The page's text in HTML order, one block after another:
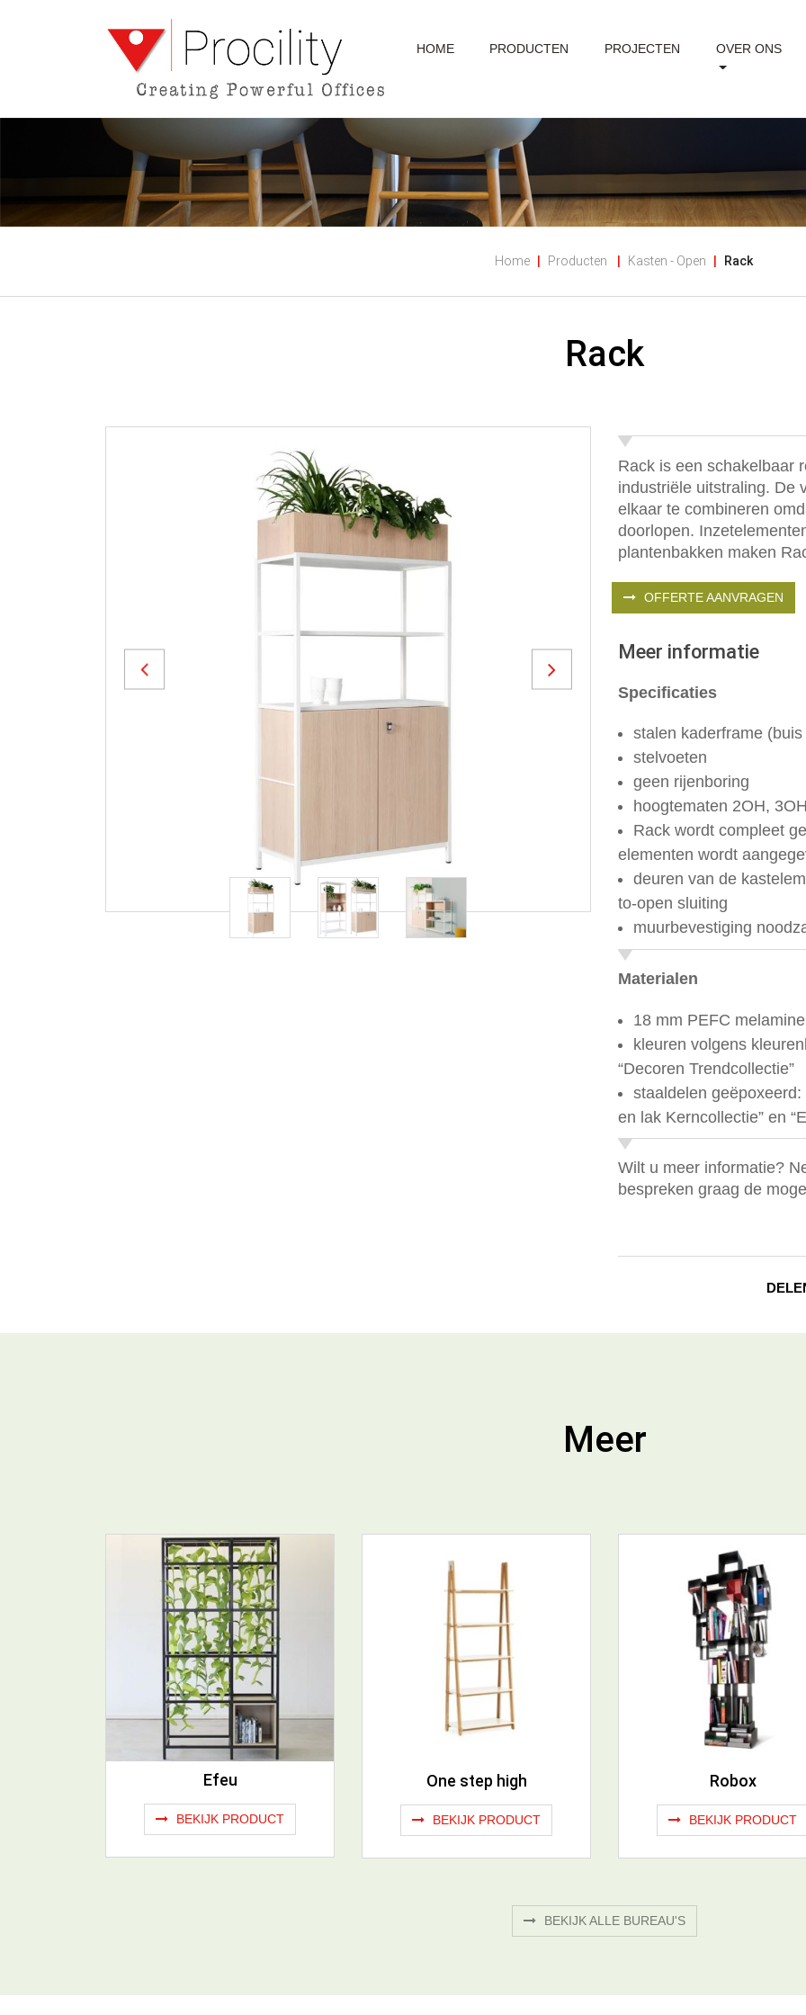
HOME PRODUCTEN PROJECTEN OVER ONS
Home Producten Kasten - Open Rack
Rack
Previous Next
Rack is een schakelbaar
industriële uitstraling. De
elkaar te combineren
doorlopen.
plantenbakken maken
OFFERTE AANVRAGEN
Meer informatie
Specificaties
stalen kaderframe
stelvoeten
geen rijenboring
hoogtematen 2OH,
Rack wordt compleet
elementen wordt
deuren van de
to-open sluiting
muurbevestiging
Materialen
18 mm PEFC
kleuren volgens
“Decoren Trendcollectie”
staaldelen
en lak Kerncollectie” en
Wilt u meer informatie?
bespreken graag de
Meer
Efeu
BEKIJK PRODUCT
One step high
BEKIJK PRODUCT
Robox
BEKIJK PRODUCT
BEKIJK ALLE BUREAU'S